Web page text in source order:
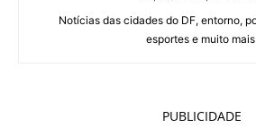
Notícias das cidades do DF, entorno,
esportes e muito
PUBLICIDADE